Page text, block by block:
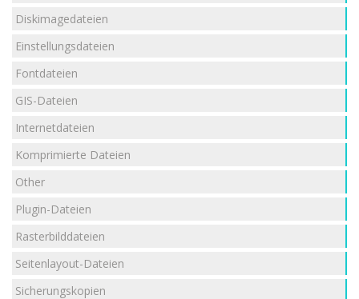
Diskimagedateien
Einstellungsdateien
Fontdateien
GIS-Dateien
Internetdateien
Komprimierte Dateien
Other
Plugin-Dateien
Rasterbilddateien
Seitenlayout-Dateien
Sicherungskopien